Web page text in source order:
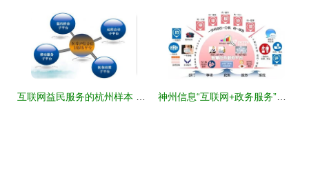
互联网益民服务的杭州样本 数字化重塑便民生态 神州信息“互联网+政务服务”解决方案再结硕果 数字化赋能，满意更近一步